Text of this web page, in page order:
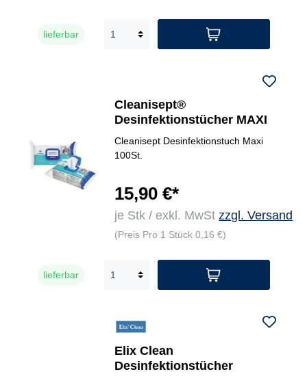
lieferbar
Cleanisept®
Desinfektionstücher MAXI
Cleanisept Desinfektionstuch Maxi
100St.
15,90 €*
je Stk / exkl. MwStzzgl. Versand
(Preis Pro 1 Stück 0,16 €)
lieferbar
Elix Clean
Desinfektionstücher